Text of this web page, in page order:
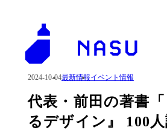
代表・前田の著書
るデザイン』 100
2024-10-04最新情報イベント情報